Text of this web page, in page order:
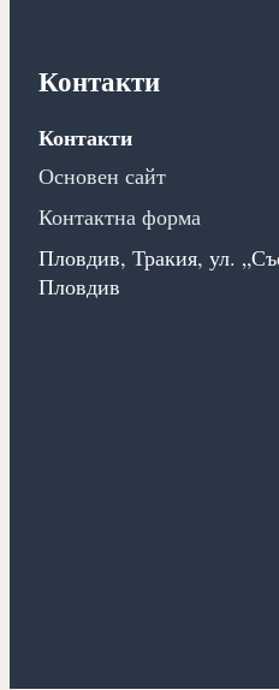
Контакти
Контакти
Основен сайт
Контактна форма
Пловдив, Тракия, ул.
Пловдив